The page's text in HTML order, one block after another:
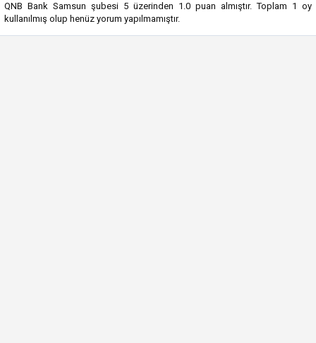
QNB Bank Samsun şubesi 5 üzerinden 1.0 puan almıştır. Toplam 1 oy
kullanılmış olup henüz yorum yapılmamıştır.